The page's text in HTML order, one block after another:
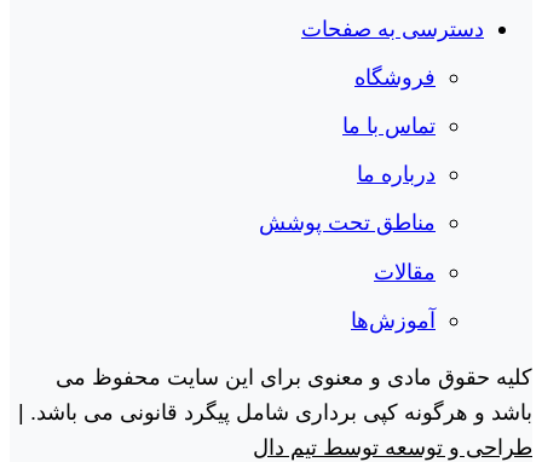
دسترسی به صفحات
فروشگاه
تماس با ما
درباره ما
مناطق تحت پوشش
مقالات
آموزش‌ها
کلیه حقوق مادی و معنوی برای این سایت محفوظ می
باشد و هرگونه کپی برداری شامل پیگرد قانونی می باشد. |
طراحی و توسعه توسط تیم دال